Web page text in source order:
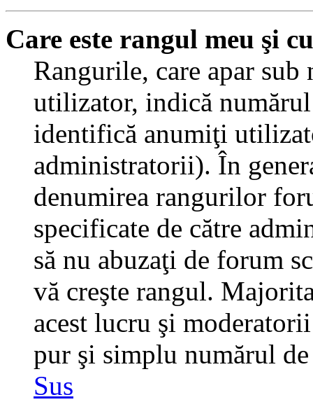
Care este rangul meu şi
Rangurile, care apar sub
utilizator, indică numărul
identifică anumiţi
administratorii). În
denumirea rangurilor
specificate de către
să nu abuzaţi de forum
vă creşte rangul.
acest lucru şi
pur şi simplu numărul de
Sus